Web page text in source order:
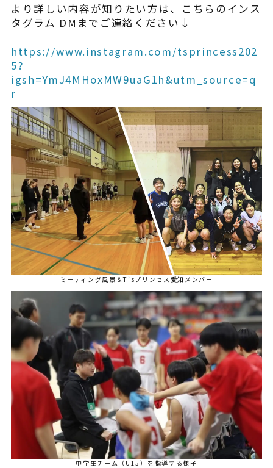
より詳しい内容が知りたい方は、こちらのインス
タグラム DMまでご連絡ください↓
https://www.instagram.com/tsprincess202
5?
igsh=YmJ4MHoxMW9uaG1h&utm_source=q
r
ミーティング風景＆T’sプリンセス愛知メンバー
中学生チーム（U15）を指導する様子